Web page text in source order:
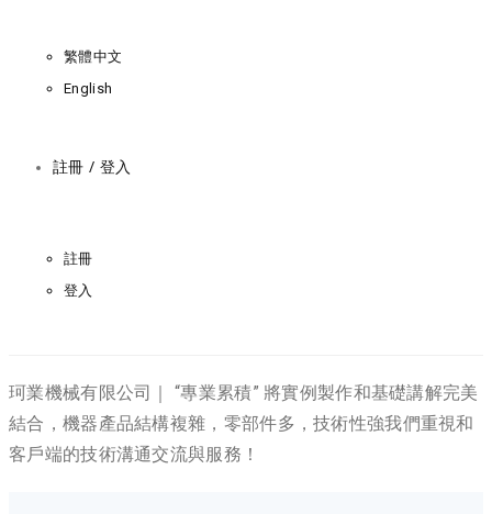
繁體中文
English
註冊 / 登入
註冊
登入
珂業機械有限公司｜ “專業累積” 將實例製作和基礎講解完美
結合，機器產品結構複雜，零部件多，技術性強我們重視和
客戶端的技術溝通交流與服務！